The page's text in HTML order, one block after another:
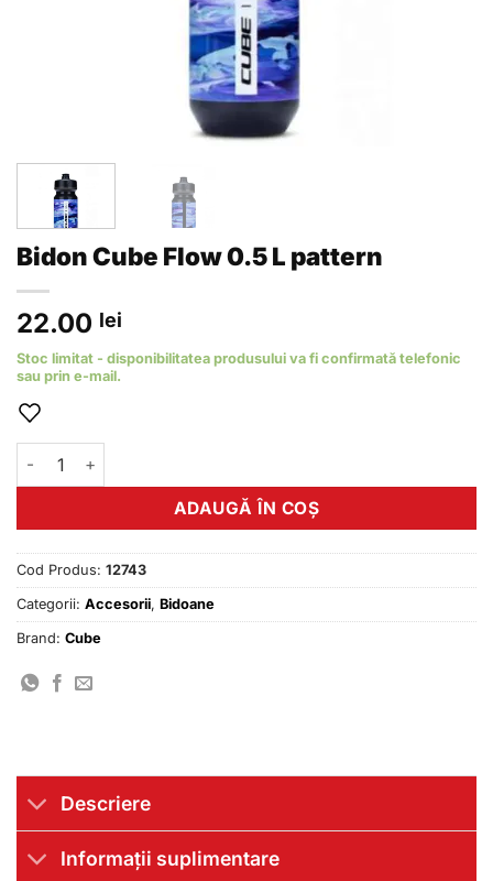
Bidon Cube Flow 0.5 L pattern
22.00 lei
Stoc limitat - disponibilitatea produsului va fi confirmată telefonic
sau prin e-mail.
Cantitate Bidon Cube Flow 0.5 L pattern
ADAUGĂ ÎN COȘ
Cod Produs: 12743
Categorii: Accesorii, Bidoane
Brand: Cube
Descriere
Informații suplimentare